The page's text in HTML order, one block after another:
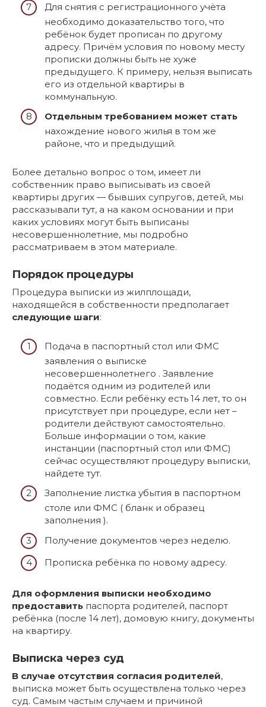
Для снятия с регистрационного учёта
необходимо доказательство того, что
ребёнок будет прописан по другому
адресу. Причём условия по новому месту
прописки должны быть не хуже
предыдущего. К примеру, нельзя выписать
его из отдельной квартиры в
коммунальную.
Отдельным требованием может стать
нахождение нового жилья в том же
районе, что и предыдущий.
Более детально вопрос о том, имеет ли
собственник право выписывать из своей
квартиры других — бывших супругов, детей, мы
рассказывали тут, а на каком основании и при
каких условиях могут быть выписаны
несовершеннолетние, мы подробно
рассматриваем в этом материале.
Порядок процедуры
Процедура выписки из жилплощади,
находящейся в собственности предполагает
следующие шаги:
Подача в паспортный стол или ФМС
заявления о выписке
несовершеннолетнего . Заявление
подаётся одним из родителей или
совместно. Если ребёнку есть 14 лет, то он
присутствует при процедуре, если нет –
родители действуют самостоятельно.
Больше информации о том, какие
инстанции (паспортный стол или ФМС)
сейчас осуществляют процедуру выписки,
найдете тут.
Заполнение листка убытия в паспортном
столе или ФМС ( бланк и образец
заполнения ).
Получение документов через неделю.
Прописка ребёнка по новому адресу.
Для оформления выписки необходимо
предоставить паспорта родителей, паспорт
ребёнка (после 14 лет), домовую книгу, документы
на квартиру.
Выписка через суд
В случае отсутствия согласия родителей,
выписка может быть осуществлена только через
суд. Самым частым случаем и причиной